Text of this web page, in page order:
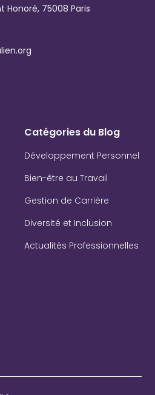
Honoré, 75008 Paris
Catégories du Blog
Développement Personnel
Bien-être au Travail
Gestion de Carrière
Diversité et Inclusion
Actualités Professionnelles